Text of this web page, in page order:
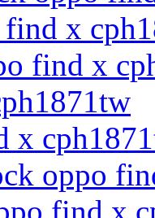
x
find x
x
oppo
find x